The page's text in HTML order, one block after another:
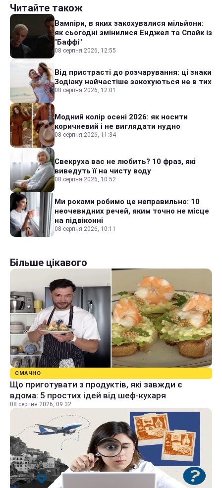
Читайте також
Вампіри, в яких закохувалися мільйони:
як сьогодні змінилися Енджел та Спайк із
"Баффі"
08 серпня 2026, 12:55
Від пристрасті до розчарування: ці знаки
Зодіаку найчастіше закохуються не в тих
08 серпня 2026, 12:01
Модний колір осені 2026: як носити
коричневий і не виглядати нудно
08 серпня 2026, 11:34
Свекруха вас не любить? 10 фраз, які
виведуть її на чисту воду
08 серпня 2026, 10:52
Ми роками робимо це неправильно: 10
неочевидних речей, яким точно не місце
на підвіконні
08 серпня 2026, 10:11
Більше цікавого
СМАЧНО
Що приготувати з продуктів, які завжди є
вдома: 5 простих ідей від шеф-кухаря
08 серпня 2026, 09:32